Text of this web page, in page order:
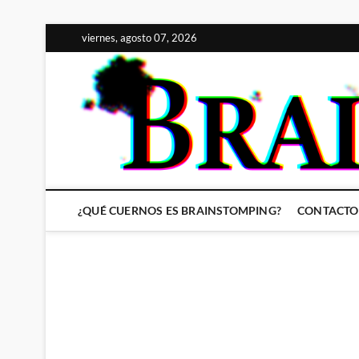
al
contenido
viernes, agosto 07, 2026
¿QUÉ CUERNOS ES BRAINSTOMPING? CONTACTO